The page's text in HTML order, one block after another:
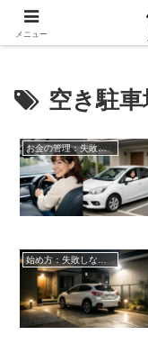
✨空き家
空き駐車
お金の管理：失敗しない自宅駐車場貸し出し
メニュー